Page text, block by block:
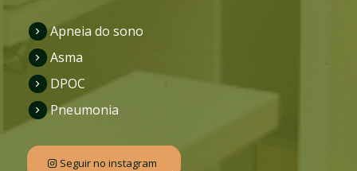
Apneia do sono
Asma
DPOC
Pneumonia
Seguir no instagram